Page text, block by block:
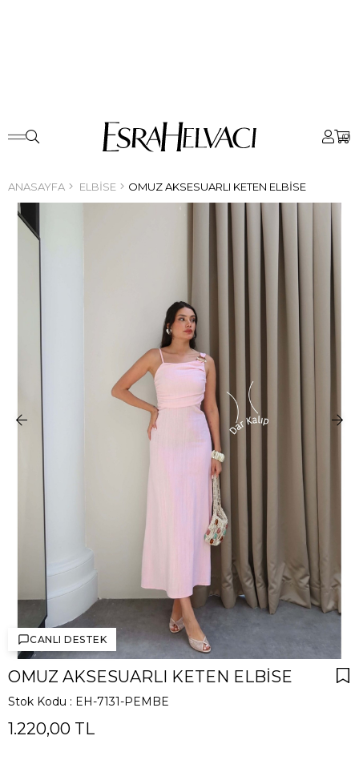
0
ANASAYFA ELBISE OMUZ AKSESUARLI KETEN ELBISE
CANLI DESTEK
OMUZ AKSESUARLI KETEN ELBISE
Stok Kodu EH-7131-PEMBE
1.220,00 TL